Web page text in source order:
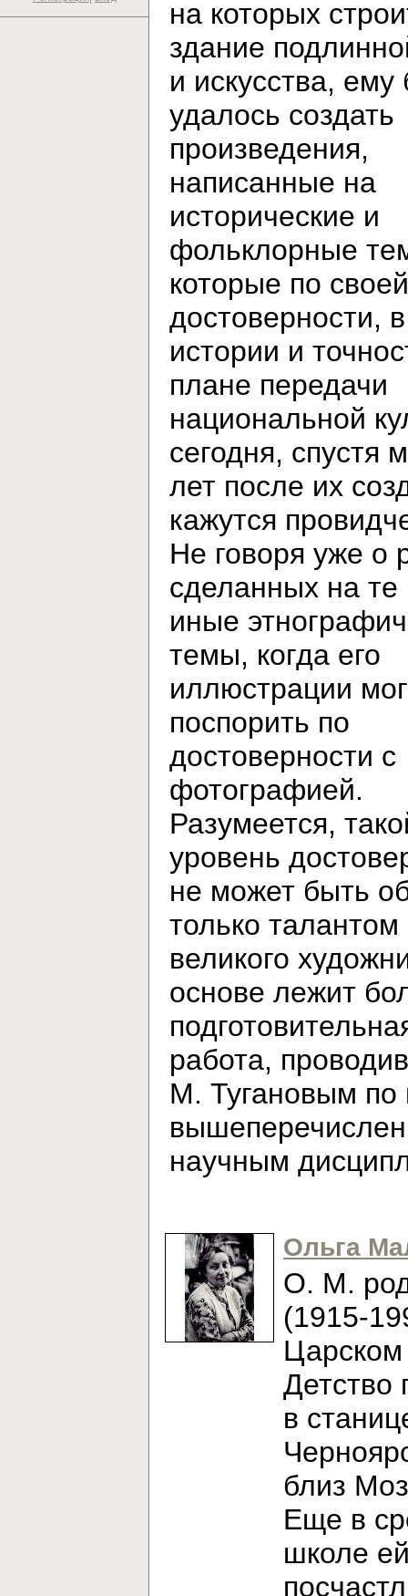
на которых
здание
и искусства,
удалось создать
произведения,
написанные на
исторические и
фольклорные
которые по своей
достоверности,
истории и
плане передачи
национальной
сегодня, спустя
лет после их
кажутся
Не говоря уже о
сделанных на те
иные
темы, когда его
иллюстрации
поспорить по
достоверности с
фотографией.
Разумеется,
уровень
не может быть
только талантом
великого
основе лежит
работа,
М. Тугановым по
научным
Ольга
О. М.
(1915-
Детство
в
близ
Еще в
школе